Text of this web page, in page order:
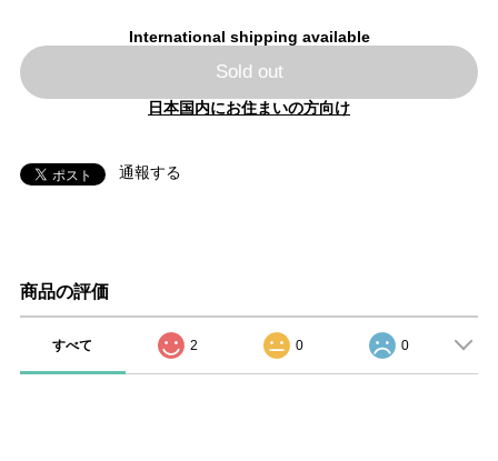
International shipping available
Sold out
日本国内にお住まいの方向け
通報する
商品の評価
すべて 2 0 0